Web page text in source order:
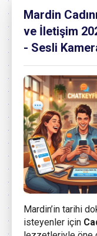
Mardin
ve İletişim
- Sesli
Mardin’in tarihi
isteyenler için